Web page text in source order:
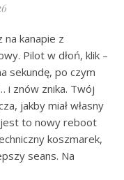
kanapie z
Pilot w dłoń, klik –
sekundę, po czym
i znów znika. Twój
jakby miał własny
jest to nowy reboot
koszmarek,
seans. Na